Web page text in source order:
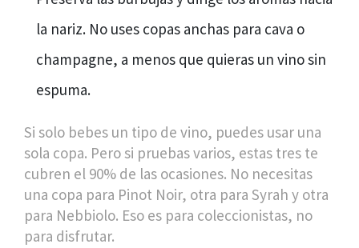
la nariz. No uses copas anchas para cava o
champagne, a menos que quieras un vino sin
espuma.
Si solo bebes un tipo de vino, puedes usar una
sola copa. Pero si pruebas varios, estas tres te
cubren el 90% de las ocasiones. No necesitas
una copa para Pinot Noir, otra para Syrah y otra
para Nebbiolo. Eso es para coleccionistas, no
para disfrutar.